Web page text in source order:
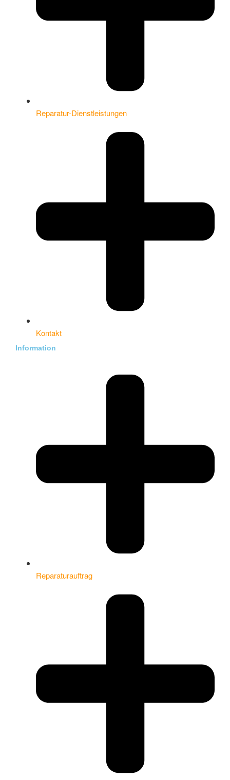
Reparatur-Dienstleistungen
Kontakt
Information
Reparaturauftrag